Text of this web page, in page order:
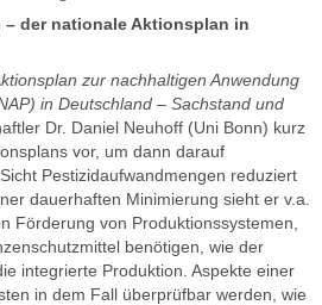
der nationale Aktionsplan in
zur nachhaltigen Anwendung
in Deutschland – Sachstand und
Dr. Daniel Neuhoff (Uni Bonn) kurz
vor, um dann darauf
Pestizidaufwandmengen reduziert
dauerhaften Minimierung sieht er v.a.
Förderung von Produktionssystemen,
benötigen, wie der
integrierte Produktion. Aspekte einer
in dem Fall überprüfbar werden, wie